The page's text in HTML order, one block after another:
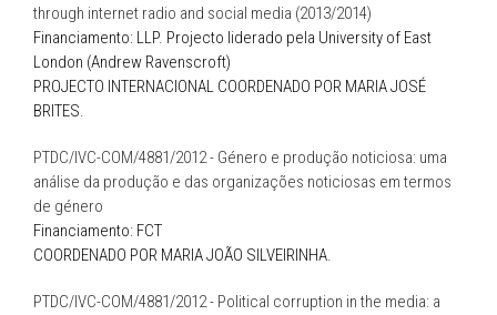
through internet radio and social media (2013/2014)
Financiamento: LLP. Projecto liderado pela University of East
London (Andrew Ravenscroft)
PROJECTO INTERNACIONAL COORDENADO POR MARIA JOSÉ
BRITES.
PTDC/IVC-COM/4881/2012 - Género e produção noticiosa: uma
análise da produção e das organizações noticiosas em termos
de género
Financiamento: FCT
COORDENADO POR MARIA JOÃO SILVEIRINHA.
PTDC/IVC-COM/4881/2012 - Political corruption in the media: a